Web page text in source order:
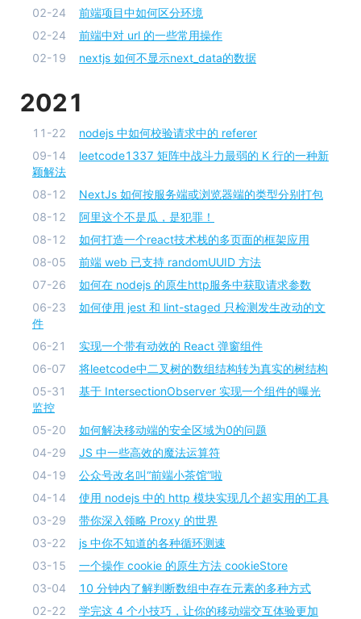
02-24
前端项目中如何区分环境
02-24
前端中对 url 的一些常用操作
02-19
nextjs 如何不显示next_data的数据
2021
11-22
nodejs 中如何校验请求中的 referer
09-14
leetcode1337 矩阵中战斗力最弱的 K 行的一种新
颖解法
08-12
NextJs 如何按服务端或浏览器端的类型分别打包
08-12
阿里这个不是瓜，是犯罪！
08-12
如何打造一个react技术栈的多页面的框架应用
08-05
前端 web 已支持 randomUUID 方法
07-26
如何在 nodejs 的原生http服务中获取请求参数
06-23
如何使用 jest 和 lint-staged 只检测发生改动的文
件
06-21
实现一个带有动效的 React 弹窗组件
06-07
将leetcode中二叉树的数组结构转为真实的树结构
05-31
基于 IntersectionObserver 实现一个组件的曝光
监控
05-20
如何解决移动端的安全区域为0的问题
04-29
JS 中一些高效的魔法运算符
04-19
公众号改名叫“前端小茶馆”啦
04-14
使用 nodejs 中的 http 模块实现几个超实用的工具
03-29
带你深入领略 Proxy 的世界
03-22
js 中你不知道的各种循环测速
03-15
一个操作 cookie 的原生方法 cookieStore
03-04
10 分钟内了解判断数组中存在元素的多种方式
02-22
学完这 4 个小技巧，让你的移动端交互体验更加